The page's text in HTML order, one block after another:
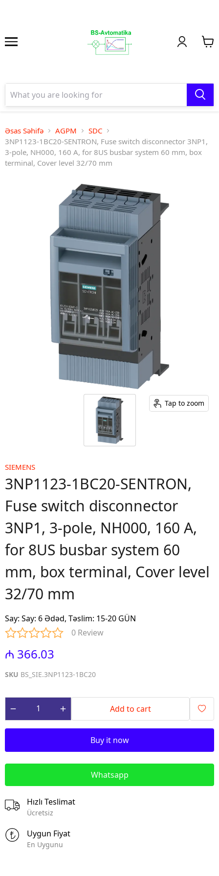
Əsas Səhifə AGPM
SDC
3NP1123-1BC20-SENTRON, Fuse switch disconnector 3NP1,
3-pole, NH000, 160 A, for 8US busbar system 60 mm, box
terminal, Cover level 32/70 mm
Tap to zoom
SIEMENS
3NP1123-1BC20-SENTRON,
Fuse switch disconnector
3NP1, 3-pole, NH000, 160 A,
for 8US busbar system 60
mm, box terminal, Cover level
32/70 mm
Say: Say: 6 Ədəd, Təslim: 15-20 GÜN
0 Review
₼ 366.03
SKU BS_SIE.3NP1123-1BC20
Add to cart
Buy it now
Whatsapp
Hızlı Teslimat
Ücretsiz
Uygun Fiyat
En Uygunu